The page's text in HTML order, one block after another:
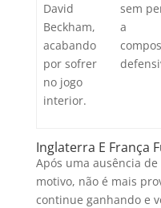
David
Beckham,
acabando
por sofrer
no jogo
interior.
sem
a
Inglaterra E França
Após uma ausência
motivo, não é mais
continue ganhando e